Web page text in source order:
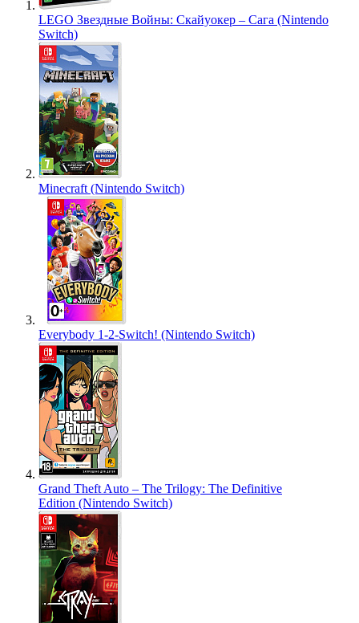
LEGO Звездные Войны: Скайуокер – Сага (Nintendo
Switch)
Minecraft (Nintendo Switch)
Everybody 1-2-Switch! (Nintendo Switch)
Grand Theft Auto – The Trilogy: The Definitive
Edition (Nintendo Switch)